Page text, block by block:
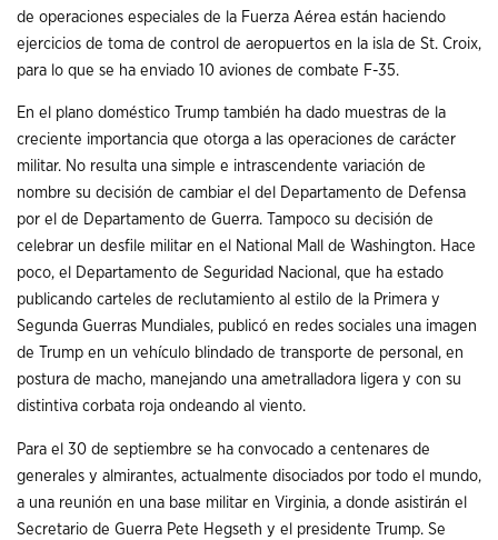
de operaciones especiales de la Fuerza Aérea están haciendo
ejercicios de toma de control de aeropuertos en la isla de St. Croix,
para lo que se ha enviado 10 aviones de combate F-35.
En el plano doméstico Trump también ha dado muestras de la
creciente importancia que otorga a las operaciones de carácter
militar. No resulta una simple e intrascendente variación de
nombre su decisión de cambiar el del Departamento de Defensa
por el de Departamento de Guerra. Tampoco su decisión de
celebrar un desfile militar en el National Mall de Washington. Hace
poco, el Departamento de Seguridad Nacional, que ha estado
publicando carteles de reclutamiento al estilo de la Primera y
Segunda Guerras Mundiales, publicó en redes sociales una imagen
de Trump en un vehículo blindado de transporte de personal, en
postura de macho, manejando una ametralladora ligera y con su
distintiva corbata roja ondeando al viento.
Para el 30 de septiembre se ha convocado a centenares de
generales y almirantes, actualmente disociados por todo el mundo,
a una reunión en una base militar en Virginia, a donde asistirán el
Secretario de Guerra Pete Hegseth y el presidente Trump. Se